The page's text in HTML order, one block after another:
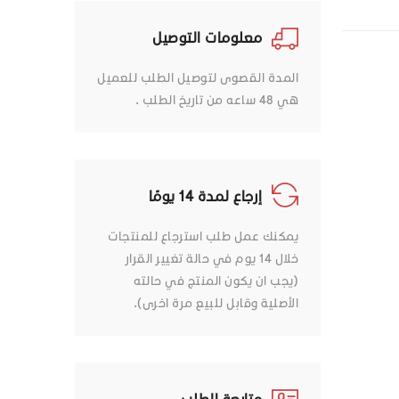
معلومات التوصيل
المدة القصوى لتوصيل الطلب للعميل
هي 48 ساعه من تاريخ الطلب .
إرجاع لمدة 14 يومًا
يمكنك عمل طلب استرجاع للمنتجات
خلال 14 يوم في حالة تغيير القرار
(يجب ان يكون المنتج في حالته
الأصلية وقابل للبيع مرة اخرى).